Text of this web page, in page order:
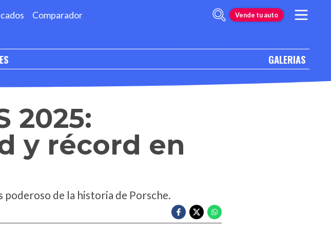
Comparador Vende tu auto
GALERIAS
2025:
y récord en
de la historia de Porsche.